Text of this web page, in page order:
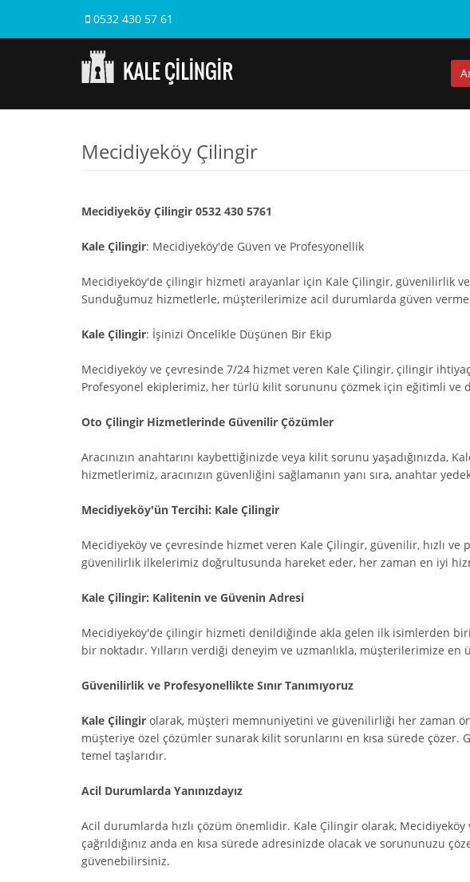
0532 430 57 61
Mecidiyeköy Çilingir
Mecidiyeköy Çilingir 0532 430 5761
Kale Çilingir: Mecidiyeköy'de Güven ve Profesyonellik
Mecidiyeköy'de çilingir hizmeti arayanlar için Kale Çilingir, güvenilirlik
Sunduğumuz hizmetlerle, müşterilerimize acil durumlarda güven
Kale Çilingir: İşinizi Öncelikle Düşünen Bir Ekip
Mecidiyeköy ve çevresinde 7/24 hizmet veren Kale Çilingir, çilingir
Profesyonel ekiplerimiz, her türlü kilit sorununu çözmek için eğitimli ve
Oto Çilingir Hizmetlerinde Güvenilir Çözümler
Aracınızın anahtarını kaybettiğinizde veya kilit sorunu yaşadığınızda,
hizmetlerimiz, aracınızın güvenliğini sağlamanın yanı sıra, anahtar
Mecidiyeköy'ün Tercihi: Kale Çilingir
Mecidiyeköy ve çevresinde hizmet veren Kale Çilingir, güvenilir, hızlı
güvenilirlik ilkelerimiz doğrultusunda hareket eder, her zaman en iyi
Kale Çilingir: Kalitenin ve Güvenin Adresi
Mecidiyeköy'de çilingir hizmeti denildiğinde akla gelen ilk isimlerden
bir noktadır. Yılların verdiği deneyim ve uzmanlıkla, müşterilerimize
Güvenilirlik ve Profesyonellikte Sınır Tanımıyoruz
Kale Çilingir olarak, müşteri memnuniyetini ve güvenilirliği her zaman
müşteriye özel çözümler sunarak kilit sorunlarını en kısa sürede çözer.
temel taşlarıdır.
Acil Durumlarda Yanınızdayız
Acil durumlarda hızlı çözüm önemlidir. Kale Çilingir olarak,
çağrıldığınız anda en kısa sürede adresinizde olacak ve sorununuzu
güvenebilirsiniz.